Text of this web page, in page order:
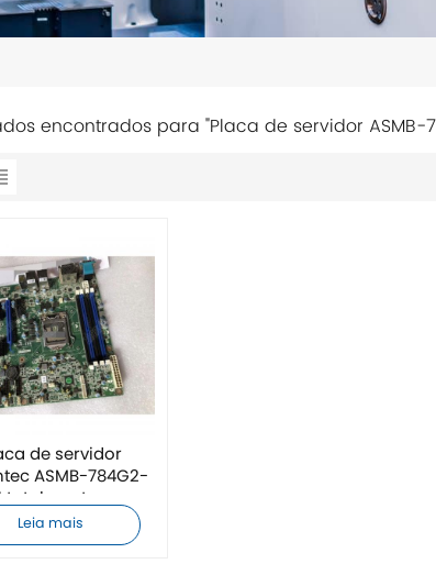
encontrados para "Placa de servidor ASMB-
de servidor
ASMB-784G2-
totalmente nova
Leia mais